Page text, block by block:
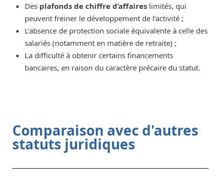
Des plafonds de chiffre d’affaires limités, qui
peuvent freiner le développement de l’activité ;
L’absence de protection sociale équivalente à celle des
salariés (notamment en matière de retraite) ;
La difficulté à obtenir certains financements
bancaires, en raison du caractère précaire du statut.
Comparaison avec d'autres
statuts juridiques